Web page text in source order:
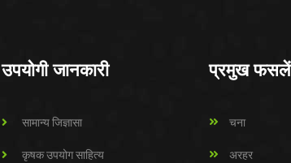
उपयोगी जानकारी
सामान्य जिज्ञासा
कृषक उपयोग साहित्य
प्रमुख फसलें
चना
अरहर